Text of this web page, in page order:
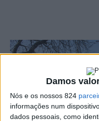
Damos
Nós e os nossos 824
informações num
dados pessoais, como